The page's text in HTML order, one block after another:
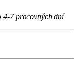
4-7 pracovných dní